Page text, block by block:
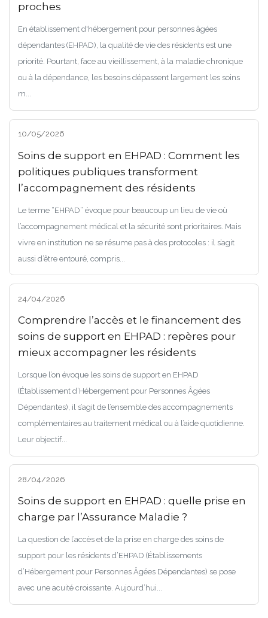
proches
En établissement d'hébergement pour personnes âgées
dépendantes (EHPAD), la qualité de vie des résidents est une
priorité. Pourtant, face au vieillissement, à la maladie chronique
ou à la dépendance, les besoins dépassent largement les soins
m...
10/05/2026
Soins de support en EHPAD : Comment les
politiques publiques transforment
l’accompagnement des résidents
Le terme “EHPAD” évoque pour beaucoup un lieu de vie où
l’accompagnement médical et la sécurité sont prioritaires. Mais
vivre en institution ne se résume pas à des protocoles : il s’agit
aussi d’être entouré, compris...
24/04/2026
Comprendre l’accès et le financement des
soins de support en EHPAD : repères pour
mieux accompagner les résidents
Lorsque l’on évoque les soins de support en EHPAD
(Établissement d’Hébergement pour Personnes Âgées
Dépendantes), il s’agit de l’ensemble des accompagnements
complémentaires au traitement médical ou à l’aide quotidienne.
Leur objectif...
28/04/2026
Soins de support en EHPAD : quelle prise en
charge par l’Assurance Maladie ?
La question de l’accès et de la prise en charge des soins de
support pour les résidents d’EHPAD (Établissements
d’Hébergement pour Personnes Âgées Dépendantes) se pose
avec une acuité croissante. Aujourd’hui...